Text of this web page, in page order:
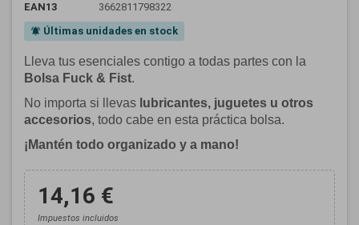
EAN13 3662811798322
notifications_active Últimas unidades en stock
Lleva tus esenciales contigo a todas partes con la
Bolsa Fuck & Fist.
No importa si llevas lubricantes, juguetes u otros
accesorios, todo cabe en esta práctica bolsa.
¡Mantén todo organizado y a mano!
14,16 €
Impuestos incluidos